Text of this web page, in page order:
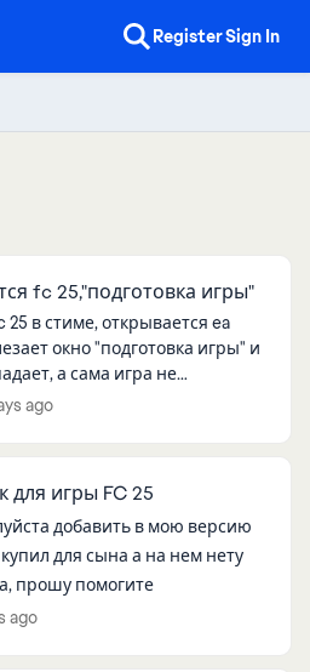
RegisterSign In
fc 25,"подготовка игры"
25 в стиме, открывается ea
окно "подготовка игры" и
а сама игра не
пожалуйста, что
ago
для игры FC 25
добавить в мою версию
для сына а на нем нету
прошу помогите
ago